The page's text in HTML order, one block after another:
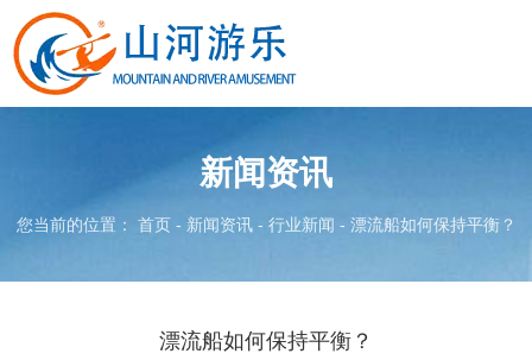
新闻资讯
您当前的位置： 首页 - 新闻资讯 - 行业新闻 - 漂流船如何保持平衡？
漂流船如何保持平衡？